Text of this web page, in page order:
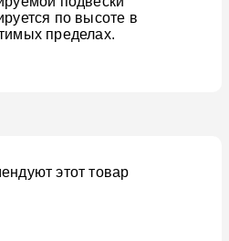
по высоте в
пределах.
этот товар